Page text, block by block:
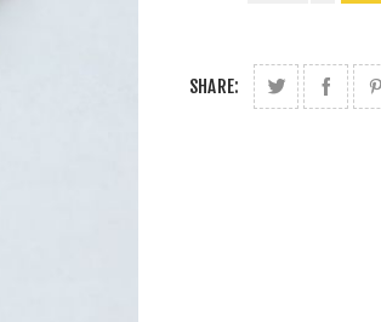
SHARE: